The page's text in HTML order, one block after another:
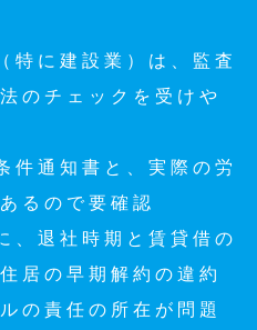
特に建設業）は、監査
のチェックを受けや
件通知書と、実際の労
るので要確認
、退社時期と賃貸借の
居の早期解約の違約
の責任の所在が問題